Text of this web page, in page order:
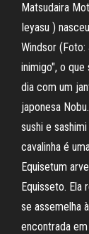
Matsudaira
Ieyasu )
Windsor
inimigo", o
dia com um
japonesa
sushi e
cavalinha é
Equisetum
Equisseto. Ela
se assemelha
encontrada